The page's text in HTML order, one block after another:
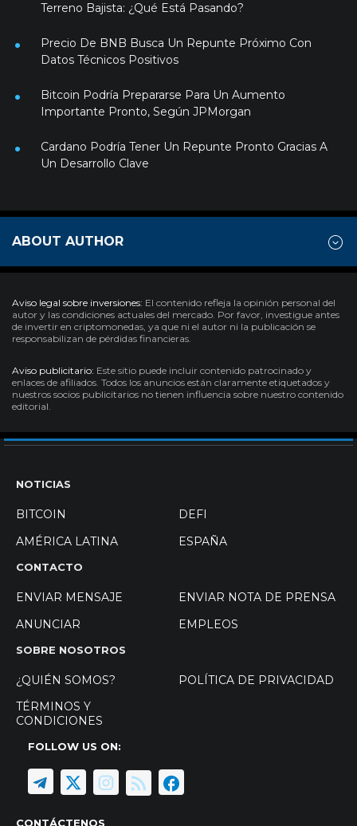
Terreno Bajista: ¿Qué Está Pasando?
Precio De BNB Busca Un Repunte Próximo Con
Datos Técnicos Positivos
Bitcoin Podría Prepararse Para Un Aumento
Importante Pronto, Según JPMorgan
Cardano Podría Tener Un Repunte Pronto Gracias A
Un Desarrollo Clave
ABOUT AUTHOR
Aviso legal sobre inversiones: El contenido refleja la opinión personal del
autor y las condiciones actuales del mercado. Por favor, investigue antes
de invertir en criptomonedas, ya que ni el autor ni la publicación se
responsabilizan de pérdidas financieras.
Aviso publicitario: Este sitio puede incluir contenido patrocinado y
enlaces de afiliados. Todos los anuncios están claramente etiquetados y
nuestros socios publicitarios no tienen influencia sobre nuestro contenido
editorial.
NOTICIAS
BITCOIN
DEFI
AMÉRICA LATINA
ESPAÑA
CONTACTO
ENVIAR MENSAJE
ENVIAR NOTA DE PRENSA
ANUNCIAR
EMPLEOS
SOBRE NOSOTROS
¿QUIÉN SOMOS?
POLÍTICA DE PRIVACIDAD
TÉRMINOS Y
CONDICIONES
FOLLOW US ON:
CONTÁCTENOS